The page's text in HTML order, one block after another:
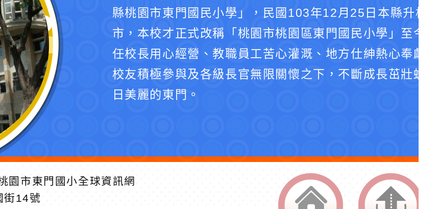
縣桃園市東門國民小學」，民國103年12月25日本縣升格
市，本校才正式改稱「桃園市桃園區東門國民小學」至今
任校長用心經營、教職員工苦心灌溉、地方仕紳熱心奉獻
校友積極參與及各級長官無限關懷之下，不斷成長茁壯蛻
日美麗的東門。
園市東門國小全球資訊網
街14號